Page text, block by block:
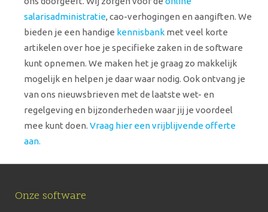
salarisadministratie, cao-verhogingen en aangiften. We
bieden je een handige kennisbank met veel korte
artikelen over hoe je specifieke zaken in de software
kunt opnemen. We maken het je graag zo makkelijk
mogelijk en helpen je daar waar nodig. Ook ontvang je
van ons nieuwsbrieven met de laatste wet- en
regelgeving en bijzonderheden waar jij je voordeel
mee kunt doen. Vraag hier een vrijblijvende offerte
aan.
Onze software